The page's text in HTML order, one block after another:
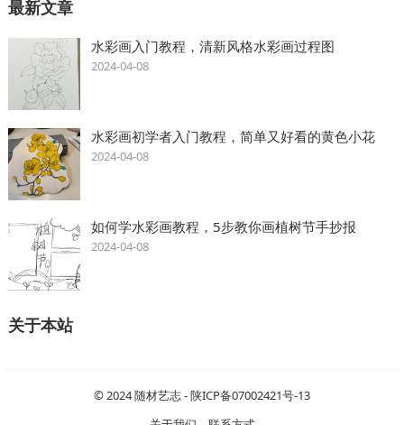
最新文章
水彩画入门教程，清新风格水彩画过程图
2024-04-08
水彩画初学者入门教程，简单又好看的黄色小花
2024-04-08
如何学水彩画教程，5步教你画植树节手抄报
2024-04-08
关于本站
© 2024随材艺志-陕ICP备07002421号-13